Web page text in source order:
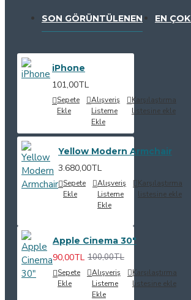
SON GÖRÜNTÜLENEN EN
iPhone
101,00TL
Sepete
Ekle
Alışveriş
Listeme
Ekle
Karşılaştırma
listesine ekle
Yellow Modern Armchair
3.680,00TL
Sepete
Ekle
Alışveriş
Listeme
Ekle
Karşılaştırma
listesine ekle
Apple Cinema 30"
90,00TL 100,00TL
Sepete
Ekle
Alışveriş
Listeme
Ekle
Karşılaştırma
listesine ekle